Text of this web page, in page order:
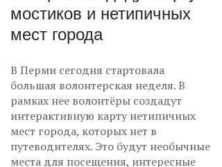
мостиков и нетипичных
мест города
В Перми сегодня стартовала
большая волонтерская неделя. В
рамках нее волонтёры создадут
интерактивную карту нетипичных
мест города, которых нет в
путеводителях. Это будут необычные
места для посещения, интересные